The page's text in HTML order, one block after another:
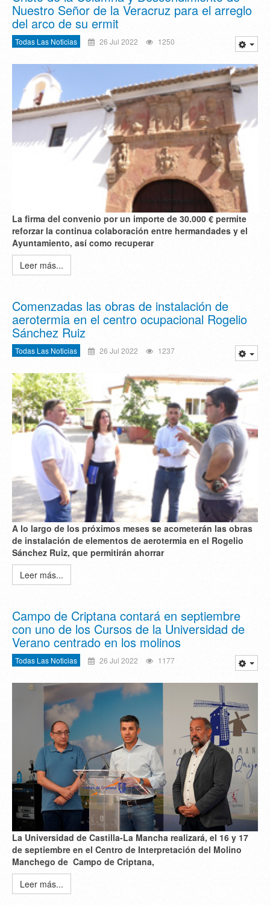
Nuestro Señor de la Veracruz para el arreglo
del arco de su ermit
Todas Las Noticias 26 Jul 2022 1250
La firma del convenio por un importe de 30.000 € permite
reforzar la continua colaboración entre hermandades y el
Ayuntamiento, así como recuperar
Leer más...
Comenzadas las obras de instalación de
aerotermia en el centro ocupacional Rogelio
Sánchez Ruiz
Todas Las Noticias 26 Jul 2022 1237
A lo largo de los próximos meses se acometerán las obras
de instalación de elementos de aerotermia en el Rogelio
Sánchez Ruiz, que permitirán ahorrar
Leer más...
Campo de Criptana contará en septiembre
con uno de los Cursos de la Universidad de
Verano centrado en los molinos
Todas Las Noticias 26 Jul 2022 1177
La Universidad de Castilla-La Mancha realizará, el 16 y 17
de septiembre en el Centro de Interpretación del Molino
Manchego de Campo de Criptana,
Leer más...